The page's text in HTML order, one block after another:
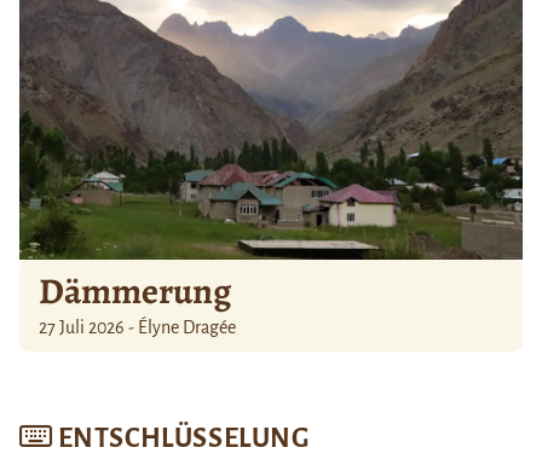
Dämmerung
27 Juli 2026 - Élyne Dragée
ENTSCHLÜSSELUNG